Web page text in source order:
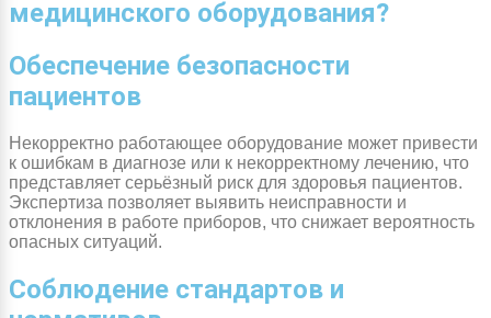
медицинского оборудования?
Обеспечение безопасности
пациентов
Некорректно работающее оборудование может привести
к ошибкам в диагнозе или к некорректному лечению, что
представляет серьёзный риск для здоровья пациентов.
Экспертиза позволяет выявить неисправности и
отклонения в работе приборов, что снижает вероятность
опасных ситуаций.
Соблюдение стандартов и